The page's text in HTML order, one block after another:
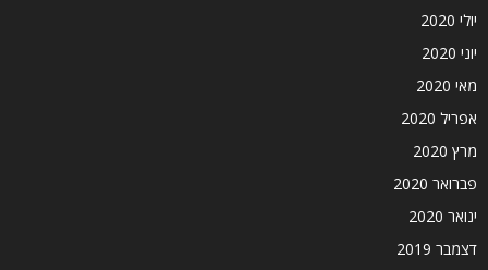
יולי 2020
יוני 2020
מאי 2020
אפריל 2020
מרץ 2020
פברואר 2020
ינואר 2020
דצמבר 2019